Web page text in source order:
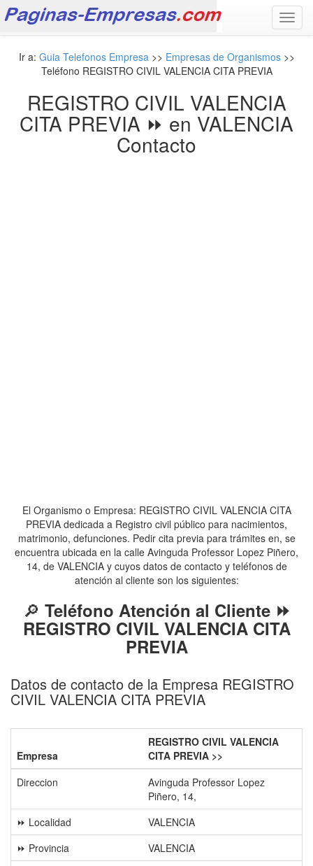
Ir a: Guia Telefonos Empresa>> Empresas de Organismos>>
Teléfono REGISTRO CIVIL VALENCIA CITA PREVIA
REGISTRO CIVIL VALENCIA
CITA PREVIA ⏩ en VALENCIA
Contacto
El Organismo o Empresa: REGISTRO CIVIL VALENCIA CITA
PREVIA dedicada a Registro civil público para nacimientos,
matrimonio, defunciones. Pedir cita previa para trámites en, se
encuentra ubicada en la calle Avinguda Professor Lopez Piñero,
14, de VALENCIA y cuyos datos de contacto y teléfonos de
atención al cliente son los siguientes:
🔎 Teléfono Atención al Cliente ⏩
REGISTRO CIVIL VALENCIA CITA
PREVIA
Datos de contacto de la Empresa REGISTRO
CIVIL VALENCIA CITA PREVIA
Empresa
REGISTRO CIVIL VALENCIA
CITA PREVIA >>
Direccion
Avinguda Professor Lopez
Piñero, 14,
⏩ Localidad
VALENCIA
⏩ Provincia
VALENCIA